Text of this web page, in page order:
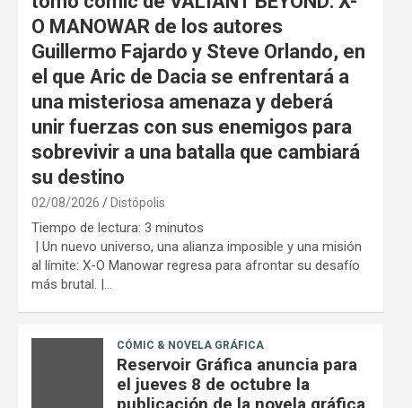
O MANOWAR de los autores
Guillermo Fajardo y Steve Orlando, en
el que Aric de Dacia se enfrentará a
una misteriosa amenaza y deberá
unir fuerzas con sus enemigos para
sobrevivir a una batalla que cambiará
su destino
02/08/2026 Distópolis
Tiempo de lectura: 3 minutos
| Un nuevo universo, una alianza imposible y una misión
al límite: X-O Manowar regresa para afrontar su desafío
más brutal. |…
CÓMIC & NOVELA GRÁFICA
Reservoir Gráfica anuncia para
el jueves 8 de octubre la
publicación de la novela gráfica